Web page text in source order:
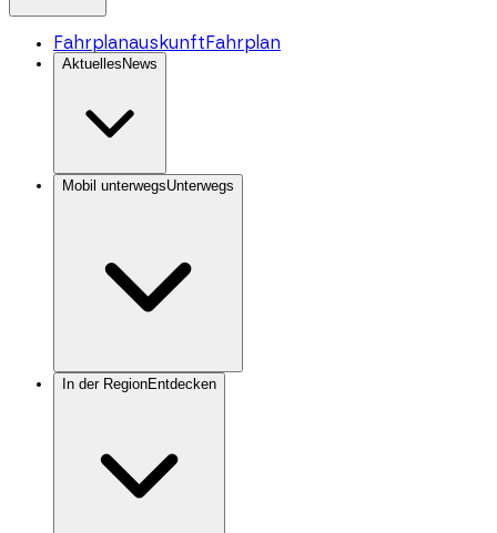
Fahrplanauskunft Fahrplan
Aktuelles News
Mobil unterwegsUnterwegs
In der RegionEntdecken